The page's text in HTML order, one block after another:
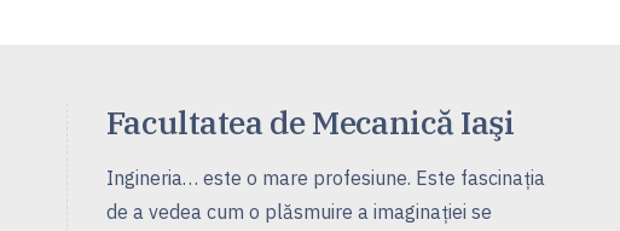
Facultatea de Mecanică Iaşi
Ingineria… este o mare profesiune. Este fascinaţia
de a vedea cum o plăsmuire a imaginaţiei se